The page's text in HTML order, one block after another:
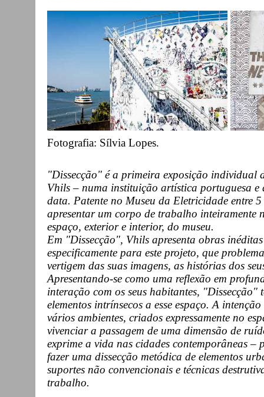
Fotografia: Sílvia Lopes.
"Dissecção" é a primeira exposição individual
Vhils – numa instituição artística portuguesa
data. Patente no Museu da Eletricidade entre
apresentar um corpo de trabalho inteiramente
espaço, exterior e interior, do museu.
Em "Dissecção", Vhils apresenta obras
especificamente para este projeto, que
vertigem das suas imagens, as histórias dos
Apresentando-se como uma reflexão em
interação com os seus habitantes,
elementos intrínsecos a esse espaço. A
vários ambientes, criados expressamente no
vivenciar a passagem de uma dimensão de
exprime a vida nas cidades contemporâneas
fazer uma dissecção metódica de elementos
suportes não convencionais e técnicas
trabalho.